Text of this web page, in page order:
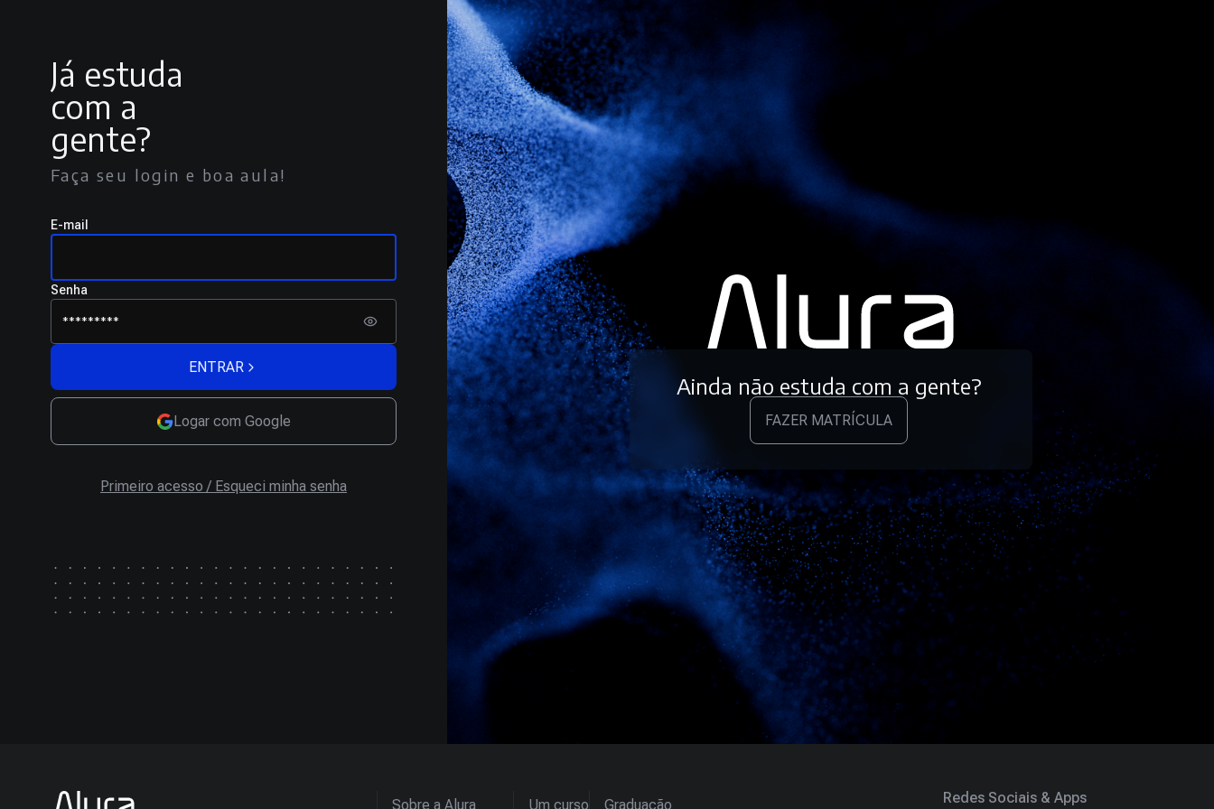
Já estuda
com a
gente?
Faça seu login e boa aula!
E-mail
Senha
ENTRAR
Logar com Google
Primeiro acesso / Esqueci minha senha
Ainda não estuda com a gente?
FAZER MATRÍCULA
Sobre a Alura Um curso Graduação Redes Sociais & Apps